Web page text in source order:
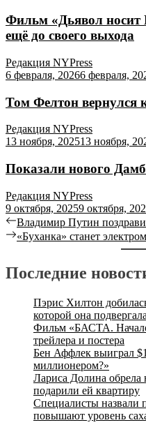
Фильм «Дьявол носит
ещё до своего выхода
Редакция NYPress
6 февраля, 20266 февраля,
Том Фелтон
Редакция NYPress
13 ноября, 202513 ноября,
Показали нового
Редакция NYPress
9 октября, 20259 октября,
Навигация
по
Previous
post:
Владимир Путин
Next
«Буханка» станет
Последние
Пэрис Хилтон
которой она
Фильм «БАСТА.
трейлера и постера
Бен Аффлек выиграл
миллионером?»
Лариса Долина обрела
подарили ей квартиру
Специалисты назвали
повышают уровень